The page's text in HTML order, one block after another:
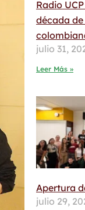
Radio
década
julio 31,
Leer Más »
Apertura
julio 29,